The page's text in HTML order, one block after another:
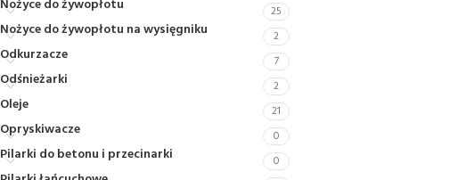
Nożyce do żywopłotu 25
Nożyce do żywopłotu na wysięgniku 2
Odkurzacze 7
Odśnieżarki 2
Oleje 21
Opryskiwacze 0
Pilarki do betonu i przecinarki 0